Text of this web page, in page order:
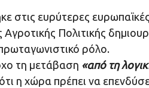
στις ευρύτερες ευρωπαϊκές
Πολιτικής
ρόλο.
τη μετάβαση «από τη
η χώρα πρέπει να